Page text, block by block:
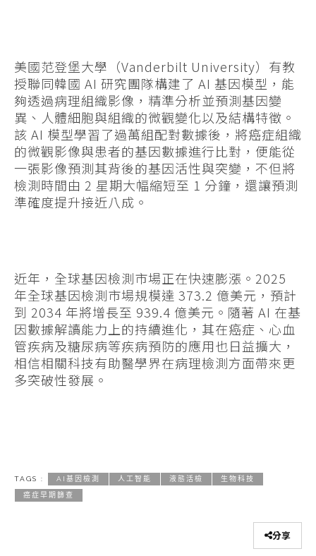
美國范登堡大學（Vanderbilt University）有教
授聯同韓國 AI 研究團隊構建了 AI 基因模型，能
夠透過病理組織影像，精準分析並預測基因變
異、人體細胞與組織的微觀變化以及結構特徵。
該 AI 模型學習了過萬組配對數據後，將癌症組織
的微觀影像與患者的基因數據進行比對，便能從
一張影像預測其背後的基因活性與突變，不但將
檢測時間由 2 星期大幅縮短至 1 分鐘，還讓預測
準確度提升接近八成。
近年，全球基因檢測市場正在快速膨漲。2025
年全球基因檢測市場規模達 373.2 億美元，預計
到 2034 年將增長至 939.4 億美元。隨著 AI 在基
因數據解讀能力上的持續進化，其在癌症、心血
管疾病及糖尿病等疾病預防的應用也日益擴大，
相信相關科技有助醫學界在病理檢測方面帶來更
多突破性發展。
TAGS : AI基因檢測 人工智能 液態活檢 生物科技
癌症早期篩查
分享